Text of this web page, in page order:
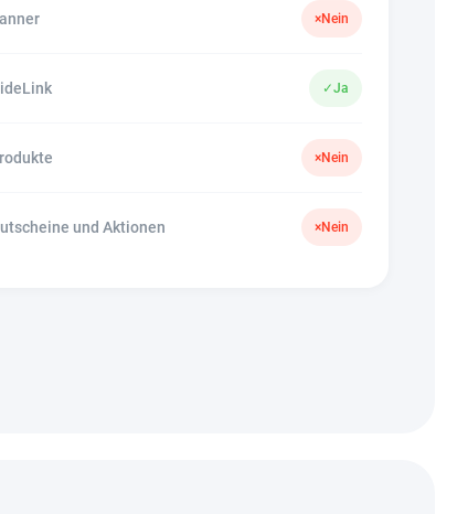
×Nein
✓Ja
×Nein
und Aktionen ×Nein